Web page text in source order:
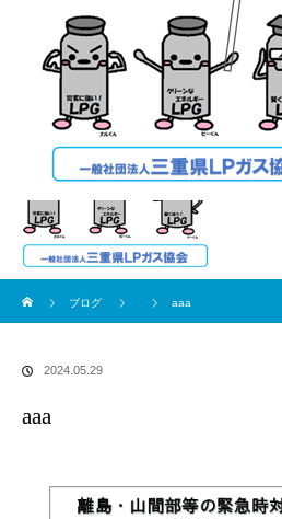
ブログ
ブログ
aaa
2024.05.29
aaa